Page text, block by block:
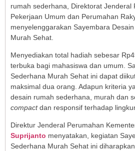
rumah sederhana, Direktorat Jenderal
Pekerjaan Umum dan Perumahan
menyelenggarakan Sayembara
Murah Sehat.
Menyediakan total hadiah sebesar
terbuka bagi mahasiswa dan umum.
Sederhana Murah Sehat ini dapat
maksimal dua orang. Adapun kriteria
desain rumah sederhana, murah dan
compactdan responsif terhadap
Direktur Jenderal Perumahan
Suprijanto menyatakan, kegiatan
Sederhana Murah Sehat ini